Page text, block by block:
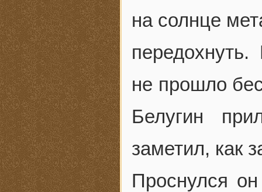
на солнце
не прошло
Белугин
заметил, как
Проснулся